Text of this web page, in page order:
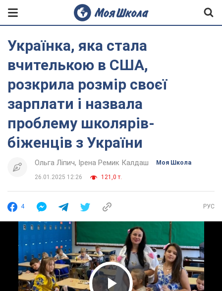
Українка, яка стала
вчителькою в США,
розкрила розмір своєї
зарплати і назвала
проблему школярів-
біженців з України
Ольга Ліпич Ірена Ремик Калдаш Моя Школа
26.01.2025 12:26 121,0 т.
4 РУС